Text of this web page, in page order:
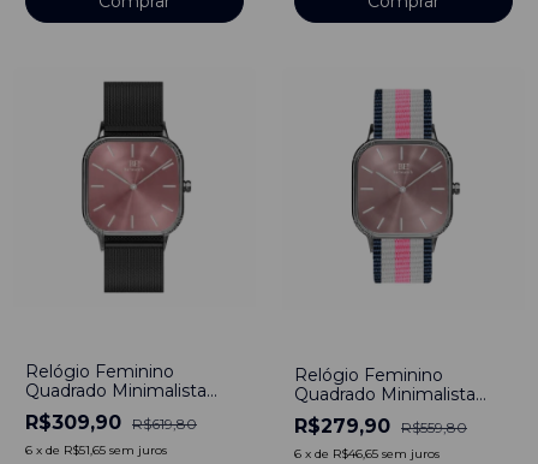
Relógio Feminino
Quadrado Minimalista
Bays Black Rosa Pulseira
Preta Metal Bewatch
40mm Aço Inoxidável
R$309,90 R$619,80
6 x de R$51,65 sem juros
Relógio Feminino
Quadrado Minimalista
Princess Pulseira Nylon
Nato Rosa Aço Inoxidável
banhado a titânio 40mm
R$279,90 R$559,80
6 x de R$46,65 sem juros